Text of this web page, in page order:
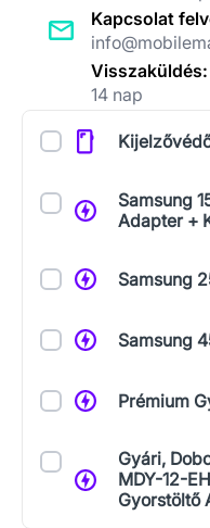
Kapcsolat
Visszaküldés:
14 nap
Kiegészítők
Samsung
Adapter +
Samsung
Samsung
Prémium
Gyári,
MDY-12-
Gyorstöltő